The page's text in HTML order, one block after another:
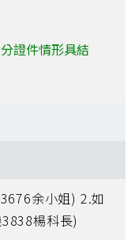
證件情形具結
余小姐) 2.如
楊科長)